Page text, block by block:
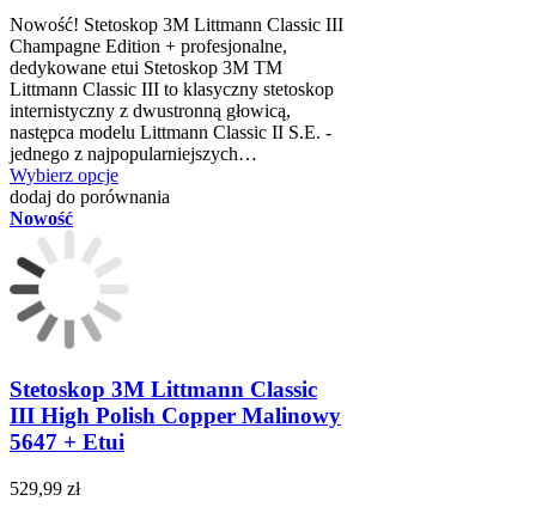
Nowość! Stetoskop 3M Littmann Classic III
Champagne Edition + profesjonalne,
dedykowane etui Stetoskop 3M TM
Littmann Classic III to klasyczny stetoskop
internistyczny z dwustronną głowicą,
następca modelu Littmann Classic II S.E. -
jednego z najpopularniejszych…
Wybierz opcje
dodaj do porównania
Nowość
Stetoskop 3M Littmann Classic
III High Polish Copper Malinowy
5647 + Etui
529,99 zł